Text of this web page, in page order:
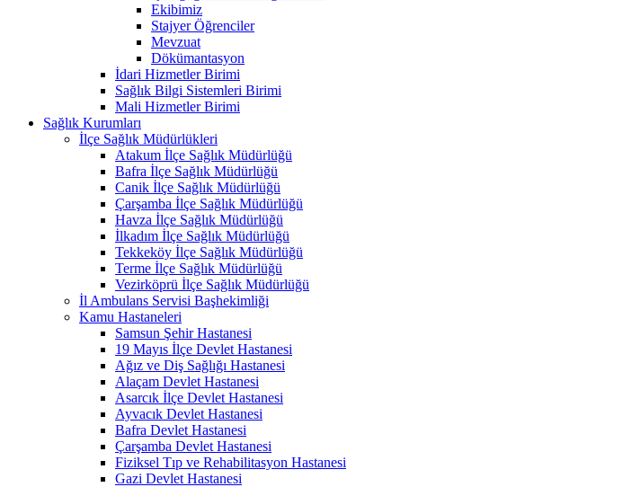
Ekibimiz
Stajyer Öğrenciler
Mevzuat
Dökümantasyon
İdari Hizmetler Birimi
Sağlık Bilgi Sistemleri Birimi
Mali Hizmetler Birimi
Sağlık Kurumları
İlçe Sağlık Müdürlükleri
Atakum İlçe Sağlık Müdürlüğü
Bafra İlçe Sağlık Müdürlüğü
Canik İlçe Sağlık Müdürlüğü
Çarşamba İlçe Sağlık Müdürlüğü
Havza İlçe Sağlık Müdürlüğü
İlkadım İlçe Sağlık Müdürlüğü
Tekkeköy İlçe Sağlık Müdürlüğü
Terme İlçe Sağlık Müdürlüğü
Vezirköprü İlçe Sağlık Müdürlüğü
İl Ambulans Servisi Başhekimliği
Kamu Hastaneleri
Samsun Şehir Hastanesi
19 Mayıs İlçe Devlet Hastanesi
Ağız ve Diş Sağlığı Hastanesi
Alaçam Devlet Hastanesi
Asarcık İlçe Devlet Hastanesi
Ayvacık Devlet Hastanesi
Bafra Devlet Hastanesi
Çarşamba Devlet Hastanesi
Fiziksel Tıp ve Rehabilitasyon Hastanesi
Gazi Devlet Hastanesi